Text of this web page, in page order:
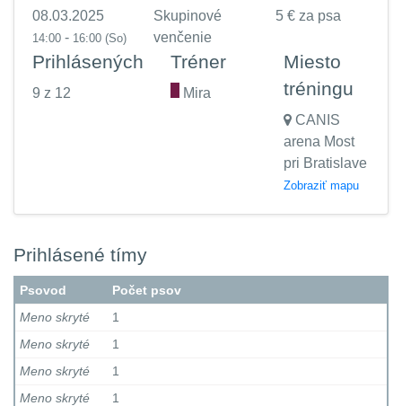
08.03.2025
14:00 - 16:00 (So)
Skupinové
venčenie
5 € za psa
Prihlásených
9 z 12
Tréner
Mira
Miesto
tréningu
CANIS
arena Most
pri Bratislave
Zobraziť mapu
Prihlásené tímy
Psovod
Počet psov
Meno skryté
1
Meno skryté
1
Meno skryté
1
Meno skryté
1